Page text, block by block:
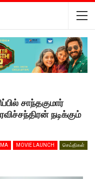
சாந்தகுமார்
நடிக்கும்
MOVIE LAUNCH செய்திகள்